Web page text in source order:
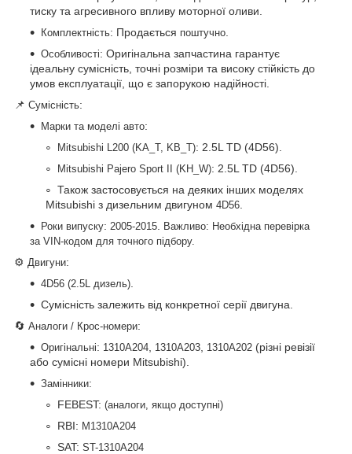
тиску та агресивного впливу моторної оливи.
Комплектність: Продається поштучно
Особливості: Оригінальна запчастина гарантує
ідеальну сумісність, точні розміри та високу стійкість до
умов експлуатації, що є запорукою надійності.
📌 Сумісність:
Марки та моделі авто:
Mitsubishi L200 (KA_T, KB_T): 2.5L TD (4D56).
Mitsubishi Pajero Sport II (KH_W): 2.5L TD (4D56).
Також застосовується на деяких інших моделях
Mitsubishi з дизельним двигуном 4D56
Роки випуску: 2005-2015
Важливо: Необхідна перевірка
за VIN-кодом для точного підбору.
⚙️ Двигуни:
4D56 (2.5L дизель)
Сумісність залежить від конкретної серії двигуна.
🔄 Аналоги / Крос-номери:
Оригінальні: 1310A204 1310A203 1310A202 (різні ревізії
або сумісні номери Mitsubishi).
Замінники:
FEBEST: (аналоги, якщо доступні)
RBI: M1310A204
SAT: ST-1310A204